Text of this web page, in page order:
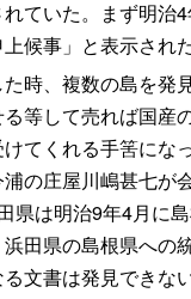
ていた。まず明治
候事」と表示され
時、複数の島を発
等して売れば国
てくれる手筈に
の庄屋川嶋甚七
県は明治9年4月に
田県の島根県へ
文書は発見できな